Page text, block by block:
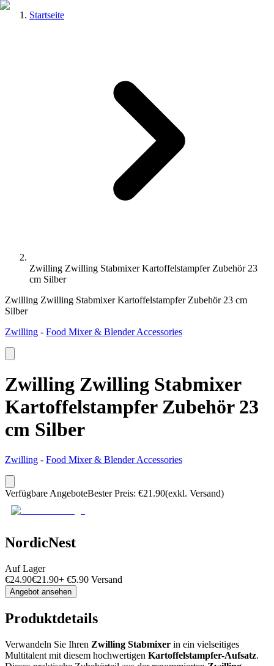
Startseite
Zwilling Zwilling Stabmixer Kartoffelstampfer Zubehör 23
cm Silber
Zwilling Zwilling Stabmixer Kartoffelstampfer Zubehör 23 cm
Silber
Zwilling - Food Mixer & Blender Accessories
Zwilling Zwilling Stabmixer
Kartoffelstampfer Zubehör 23
cm Silber
Zwilling - Food Mixer & Blender Accessories
Verfügbare AngeboteBester Preis: €21.90(exkl. Versand)
NordicNest
Auf Lager
€24.90€21.90+ €5.90 Versand
Angebot ansehen
Produktdetails
Verwandeln Sie Ihren Zwilling Stabmixer in ein vielseitiges
Multitalent mit diesem hochwertigen Kartoffelstampfer-Aufsatz.